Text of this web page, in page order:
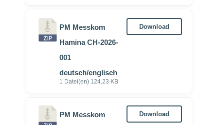
PM Messkom
Hamina CH-2026-
001
deutsch/englisch
1 Datei(en) 124.23 KB
Download
PM Messkom
Download